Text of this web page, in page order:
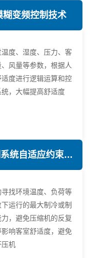
糊变频控制技术
温度、湿度、压力、客
、风量等参数，根据人
适度进行逻辑运算和控
统，大幅提高舒适度
空调系统自适应约束控制技术
寻找环境温度、负荷等
运行的最大制冷或制
，避免压缩机的反复
影响客室舒适度，避免
压机